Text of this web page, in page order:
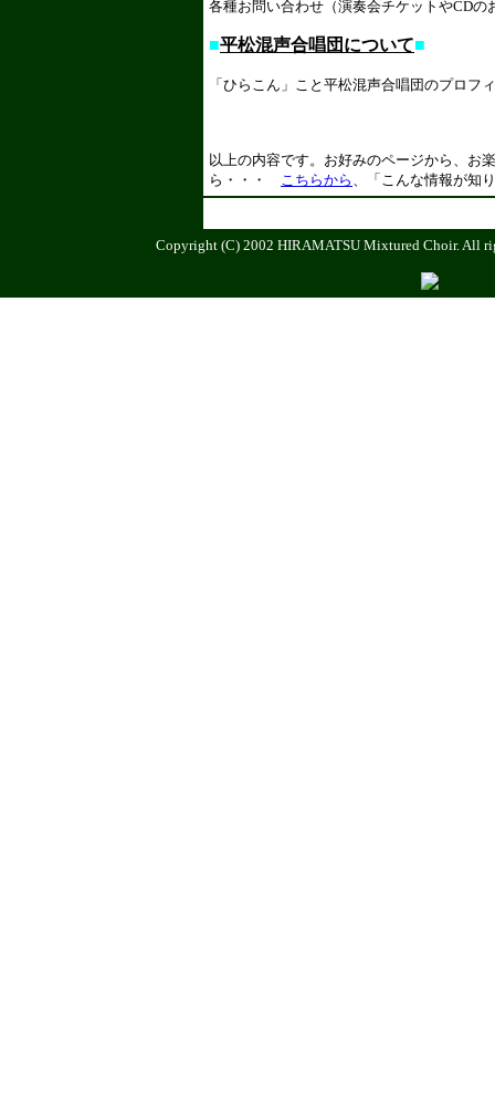
各種お問い合わせ（演奏会チケットやCD
■平松混声合唱団について■
「ひらこん」こと平松混声合唱団のプロフ
以上の内容です。お好みのページから、お
ら・・・ こちらから 、「こんな情報が知
Copyright (C) 2002 HIRAMATSU Mixtured Choir. All